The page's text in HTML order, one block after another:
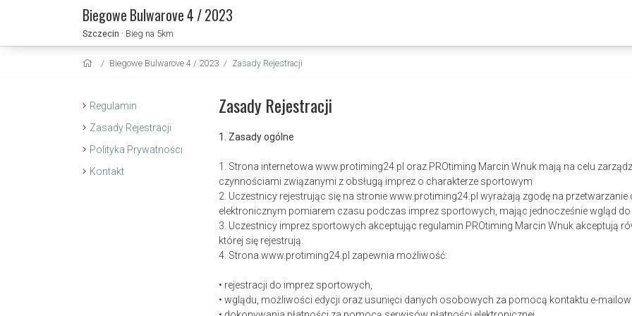
Biegowe Bulwarove 4 / 2023
Szczecin · Bieg na 5km
Biegowe Bulwarove 4 / 2023 Zasady Rejestracji
Regulamin
Zasady Rejestracji
Polityka Prywatności
Kontakt
Zasady Rejestracji
1. Zasady ogólne
1. Strona internetowa www.protiming24.pl oraz PROtiming Marcin Wnuk mają na celu
czynnościami związanymi z obsługą imprez o charakterze sportowym
2. Uczestnicy rejestrując się na stronie www.protiming24.pl wyrażają zgodę na
elektronicznym pomiarem czasu podczas imprez sportowych, mając jednocześnie wgląd
3. Uczestnicy imprez sportowych akceptując regulamin PROtiming Marcin Wnuk akceptują
której się rejestrują.
4. Strona www.protiming24.pl zapewnia możliwość:
• rejestracji do imprez sportowych,
• wglądu, możliwości edycji oraz usunięci danych osobowych za pomocą kontaktu e-